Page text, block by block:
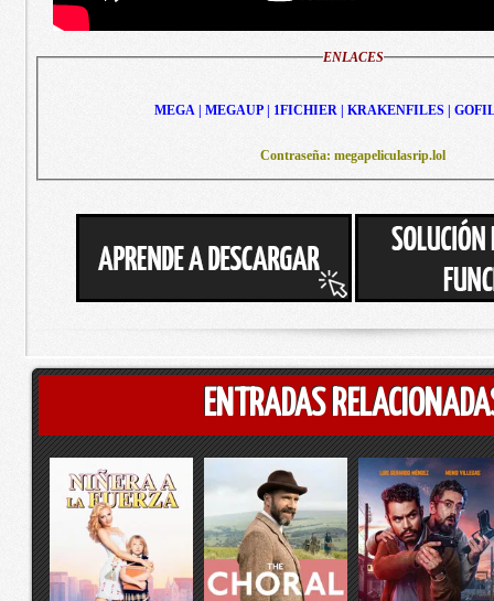
ENLACES
MEGA | MEGAUP | 1FICHIER | KRAKENFILES |
Contraseña: megapeliculasrip.lol
ENTRADAS